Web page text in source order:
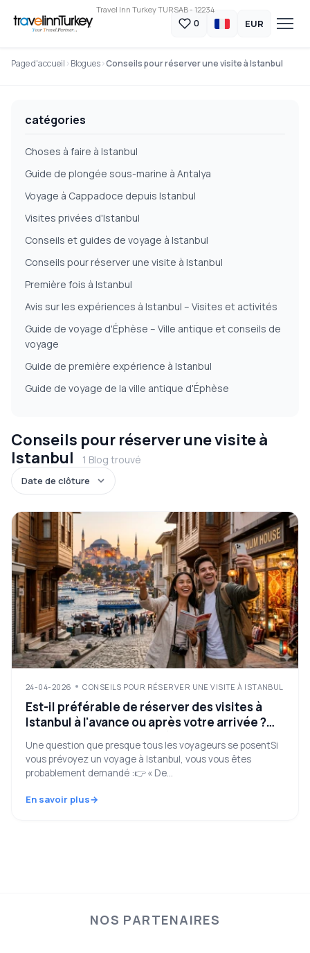
Travel Inn Turkey TURSAB - 12234
0 EUR
Page d'accueil Blogues Conseils pour réserver une visite à Istanbul
catégories
Choses à faire à Istanbul
Guide de plongée sous-marine à Antalya
Voyage à Cappadoce depuis Istanbul
Visites privées d'Istanbul
Conseils et guides de voyage à Istanbul
Conseils pour réserver une visite à Istanbul
Première fois à Istanbul
Avis sur les expériences à Istanbul – Visites et activités
Guide de voyage d'Éphèse – Ville antique et conseils de
voyage
Guide de première expérience à Istanbul
Guide de voyage de la ville antique d'Éphèse
Conseils pour réserver une visite à
Istanbul
1 Blog trouvé
24-04-2026 CONSEILS POUR RÉSERVER UNE VISITE À ISTANBUL
Est-il préférable de réserver des visites à
Istanbul à l'avance ou après votre arrivée ?
Une question que presque tous les voyageurs se posentSi
vous prévoyez un voyage à Istanbul, vous vous êtes
probablement demandé :👉 « De...
En savoir plus
NOS PARTENAIRES